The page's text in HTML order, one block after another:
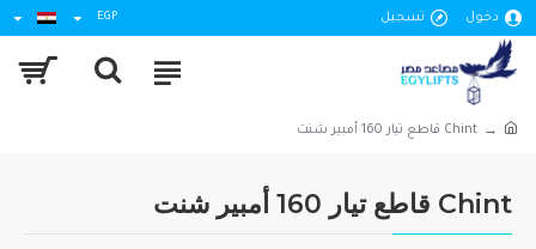
دخول تسجيل EGP
Chint قاطع تيار 160 أمبير شنت
Chint قاطع تيار 160 أمبير شنت